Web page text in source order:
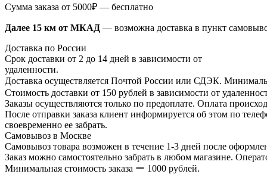
Сумма заказа от 5000₽ — бесплатно
Далее 15 км от МКАД — возможна доставка в пункт
Доставка по России
Срок доставки от 2 до 14 дней в зависимости от
удаленности.
Доставка осуществляется Почтой России или СДЭК.
Стоимость доставки от 150 рублей в зависимости от
Заказы осуществляются только по предоплате. Оплата
После отправки заказа клиент информируется об этом по
своевременно ее забрать.
Самовывоз в Москве
Самовывоз товара возможен в течение 1-3 дней после
Заказ можно самостоятельно забрать в любом магазине.
Минимальная стоимость заказа ー 1000 рублей.